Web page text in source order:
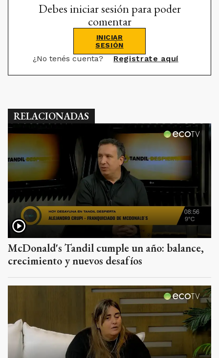
Debes iniciar sesión para poder
comentar
INICIAR
SESIÓN
¿No tenés cuenta? Registrate aquí
RELACIONADAS
McDonald's Tandil cumple un año: balance,
crecimiento y nuevos desafíos